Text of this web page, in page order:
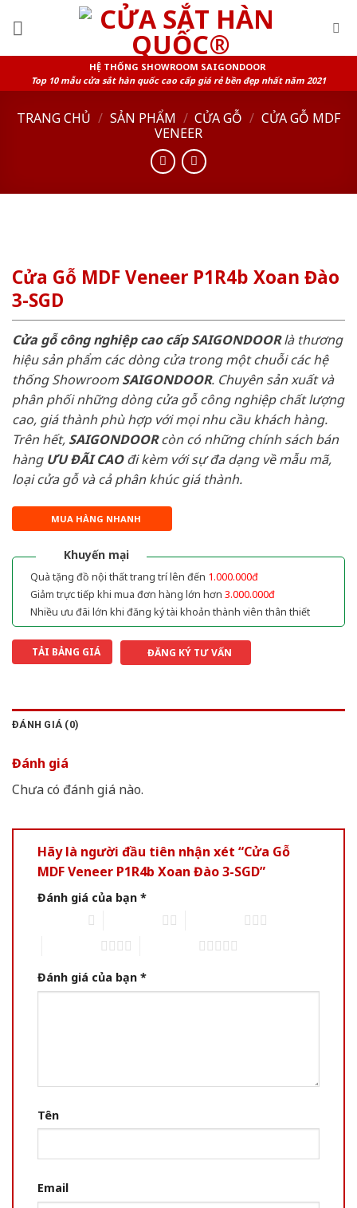
HỆ THỐNG SHOWROOM SAIGONDOOR
Top 10 mẫu cửa sắt hàn quốc cao cấp giá rẻ bền đẹp nhất năm 2021
TRANG CHỦ / SẢN PHẨM / CỬA GỖ / CỬA GỖ MDF
VENEER
Cửa Gỗ MDF Veneer P1R4b Xoan Đào
3-SGD
Cửa gỗ công nghiệp cao cấp SAIGONDOORlà thương
hiệu sản phẩm các dòng cửa trong một chuỗi các hệ
thống ShowroomSAIGONDOOR. Chuyên sản xuất và
phân phối những dòng cửa gỗ công nghiệp chất lượng
cao, giá thành phù hợp với mọi nhu cầu khách hàng.
Trên hết, SAIGONDOORcòn có những chính sách bán
hàng ƯU ĐÃI CAOđi kèm với sự đa dạng về mẫu mã,
loại cửa gỗ và cả phân khúc giá thành.
MUA HÀNG NHANH
Khuyến mại
Quà tặng đồ nội thất trang trí lên đến 1.000.000đ
Giảm trực tiếp khi mua đơn hàng lớn hơn 3.000.000đ
Nhiều ưu đãi lớn khi đăng ký tài khoản thành viên thân thiết
TẢI BẢNG GIÁ ĐĂNG KÝ TƯ VẤN
ĐÁNH GIÁ (0)
Đánh giá
Chưa có đánh giá nào.
Hãy là người đầu tiên nhận xét “Cửa Gỗ
MDF Veneer P1R4b Xoan Đào 3-SGD”
Đánh giá của bạn *
Đánh giá của bạn *
Tên
Email